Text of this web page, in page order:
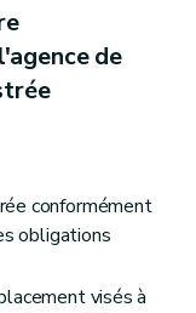
de
conformément
obligations
visés à